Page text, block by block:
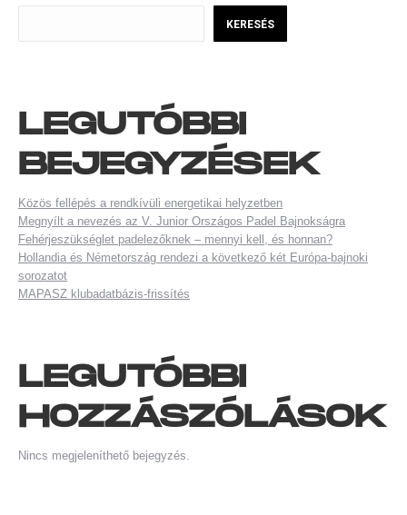
KERESÉS
LEGUTÓBBI
BEJEGYZÉSEK
Közös fellépés a rendkívüli energetikai helyzetben
Megnyílt a nevezés az V. Junior Országos Padel Bajnokságra
Fehérjeszükséglet padelezőknek – mennyi kell, és honnan?
Hollandia és Németország rendezi a következő két Európa-bajnoki
sorozatot
MAPASZ klubadatbázis-frissítés
LEGUTÓBBI
HOZZÁSZÓLÁSOK
Nincs megjeleníthető bejegyzés.